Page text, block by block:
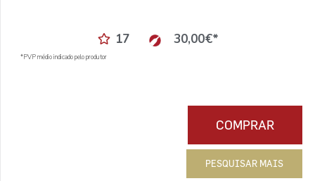
17 30,00€*
*PVP médio indicado pelo produtor
COMPRAR
PESQUISAR MAIS